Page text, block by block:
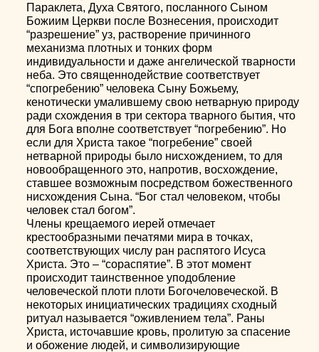
Параклета, Духа Святого, посланного Сыном
Божиим Церкви после Вознесения, происходит
“разрешение” уз, растворение причинного
механизма плотных и тонких форм
индивидуальности и даже ангелической тварности
неба. Это священнодействие соответствует
“спогребению” человека Сыну Божьему,
кенотически умалившему свою нетварную природу
ради схождения в три сектора тварного бытия, что
для Бога вполне соответствует “погребению”. Но
если для Христа такое “погребение” своей
нетварной природы было нисхождением, то для
новообращенного это, напротив, восхождение,
ставшее возможным посредством божественного
нисхождения Сына. “Бог стал человеком, чтобы
человек стал богом”.
Члены крещаемого иерей отмечает
крестообразными печатями мира в точках,
соответствующих числу ран распятого Исуса
Христа. Это – “сораспятие”. В этот момент
происходит таинственное уподобление
человеческой плоти плоти Богочеловеческой. В
некоторых инициатических традициях сходный
ритуал называется “оживлением тела”. Раны
Христа, источавшие кровь, пролитую за спасение
и обожение людей, и символизирующие